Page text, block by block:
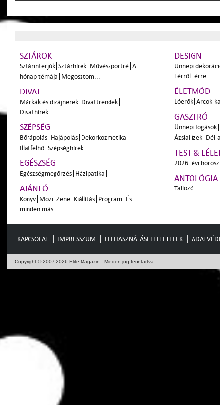
SZTÁROK
Sztárinterjúk Sztárhírek Művészportré A
hónap témája Megosztom...
DIVAT
Márkák és dizájnerek Divattrendek
Divathírek
SZÉPSÉG
Bőrápolás Hajápolás Dekorkozmetika
Illatfelhő Szépséghírek
EGÉSZSÉG
Egészségmegőrzés Házipatika
AJÁNLÓ
Könyv Mozi Zene Kiállítás Program És
minden más
DESIGN
Ünnepi
Térről térre
ÉLETMÓD
Lóerők Arcok-
GASZTRÓ
Ünnepi fogások
Ázsiai ízek Dél-
TEST &
2026. évi
ANTOLÓGIA
Tallozó
KAPCSOLAT IMPRESSZUM FELHASZNÁLÁSI FELTÉTELEK
Copyright © 2007-2026 Elite Magazin - Minden jog fenntartva.